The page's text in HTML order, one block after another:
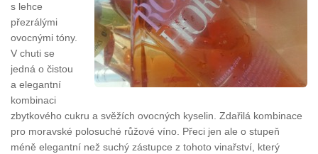
s lehce
přezrálými
ovocnými tóny.
V chuti se
jedná o čistou
a elegantní
kombinaci
zbytkového cukru a svěžích ovocných kyselin. Zdařilá kombinace
pro moravské polosuché růžové víno. Přeci jen ale o stupeň
méně elegantní než suchý zástupce z tohoto vinařství, který